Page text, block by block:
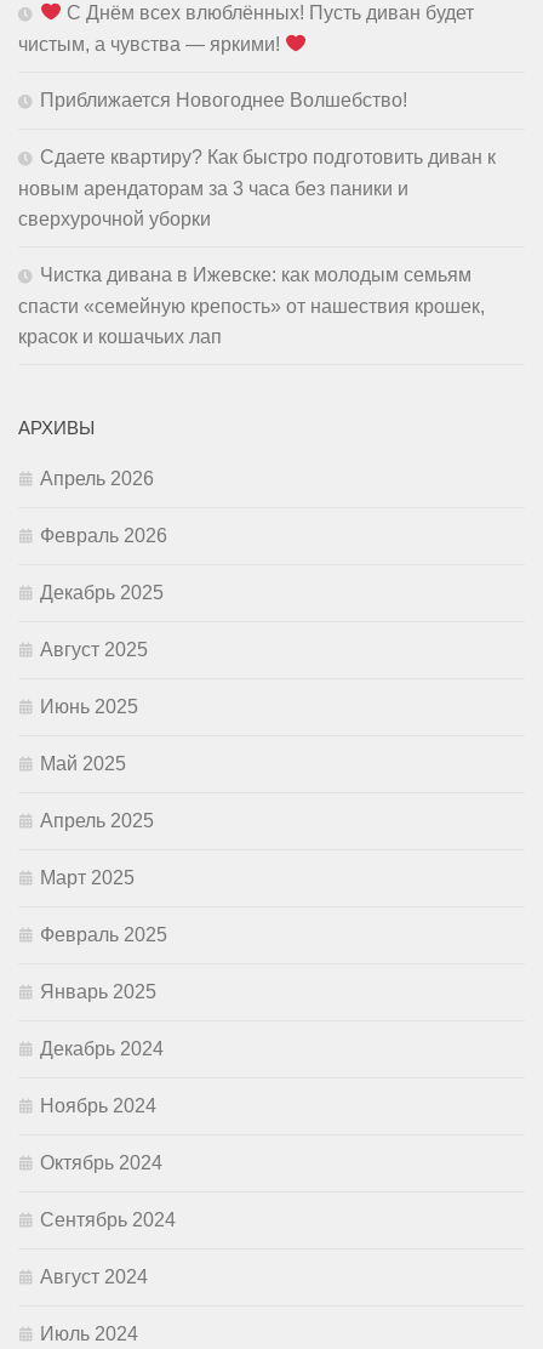
С Днём всех влюблённых! Пусть диван будет
чистым, а чувства — яркими!
Приближается Новогоднее Волшебство!
Сдаете квартиру? Как быстро подготовить диван к
новым арендаторам за 3 часа без паники и
сверхурочной уборки
Чистка дивана в Ижевске: как молодым семьям
спасти «семейную крепость» от нашествия крошек,
красок и кошачьих лап
АРХИВЫ
Апрель 2026
Февраль 2026
Декабрь 2025
Август 2025
Июнь 2025
Май 2025
Апрель 2025
Март 2025
Февраль 2025
Январь 2025
Декабрь 2024
Ноябрь 2024
Октябрь 2024
Сентябрь 2024
Август 2024
Июль 2024